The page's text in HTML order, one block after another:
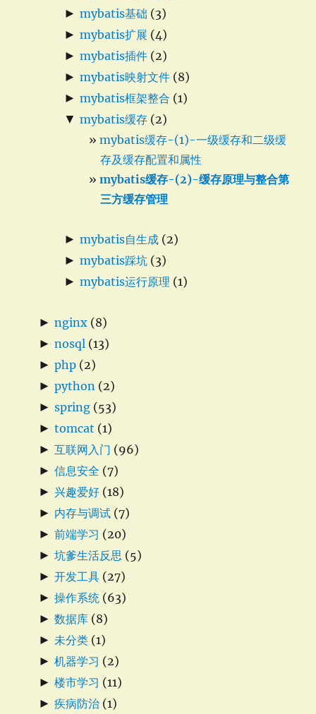
► mybatis基础 (3)
► mybatis扩展 (4)
► mybatis插件 (2)
► mybatis映射文件 (8)
► mybatis框架整合 (1)
▼ mybatis缓存 (2)
mybatis缓存-(1)-一级缓存和二级缓
存及缓存配置和属性
mybatis缓存-(2)-缓存原理与整合第
三方缓存管理
► mybatis自生成 (2)
► mybatis踩坑 (3)
► mybatis运行原理 (1)
► nginx (8)
► nosql (13)
► php (2)
► python (2)
► spring (53)
► tomcat (1)
► 互联网入门 (96)
► 信息安全 (7)
► 兴趣爱好 (18)
► 内存与调试 (7)
► 前端学习 (20)
► 坑爹生活反思 (5)
► 开发工具 (27)
► 操作系统 (63)
► 数据库 (8)
► 未分类 (1)
► 机器学习 (2)
► 楼市学习 (11)
► 疾病防治 (1)